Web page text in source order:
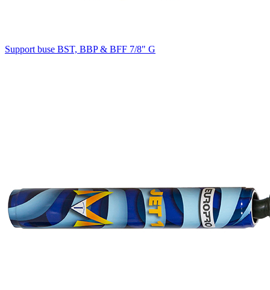
Support buse BST, BBP & BFF 7/8" G